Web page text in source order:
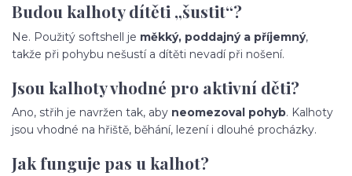
Budou kalhoty dítěti „šustit“?
Ne. Použitý softshell je měkký, poddajný a příjemný,
takže při pohybu nešustí a dítěti nevadí při nošení.
Jsou kalhoty vhodné pro aktivní děti?
Ano, střih je navržen tak, aby neomezoval pohyb. Kalhoty
jsou vhodné na hřiště, běhání, lezení i dlouhé procházky.
Jak funguje pas u kalhot?